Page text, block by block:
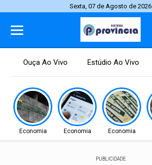
Sexta, 07 de Agosto de 2026
Ouça Ao Vivo Estúdio Ao Vivo
Economia Economia Economia
PUBLICIDADE